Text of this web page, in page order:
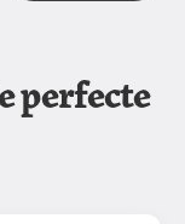
perfecte